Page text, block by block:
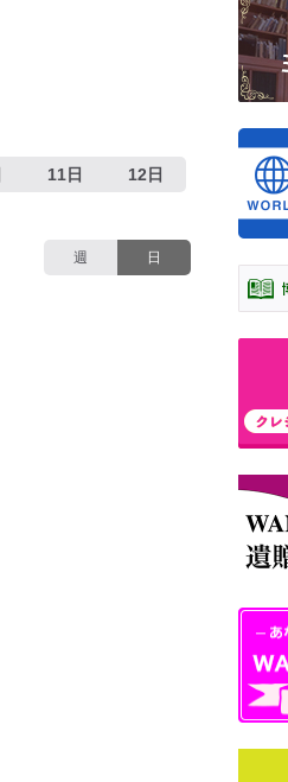
11日 12日
週 日